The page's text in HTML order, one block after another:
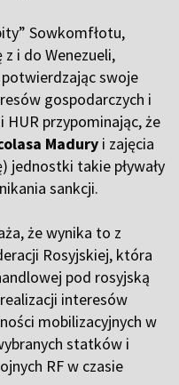
Sowkomfłotu,
i do Wenezueli,
swoje
gospodarczych i
przypominając, że
Madury i zajęcia
jednostki takie pływały
sankcji.
że wynika to z
Rosyjskiej, która
pod rosyjską
interesów
mobilizacyjnych w
statków i
RF w czasie